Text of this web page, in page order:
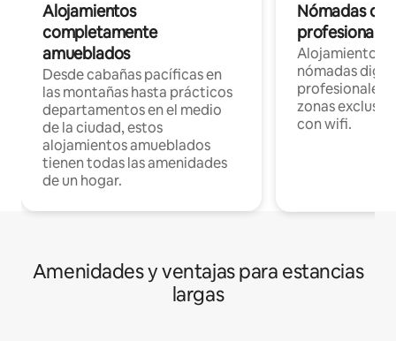
Alojamientos
completamente
amueblados
Desde cabañas pacíficas en
las montañas hasta prácticos
departamentos en el medio
de la ciudad, estos
alojamientos amueblados
tienen todas las amenidades
de un hogar.
Nómadas
Alojamientos
nómadas
profesionales
zonas
con wifi.
Amenidades y ventajas para estancias
largas